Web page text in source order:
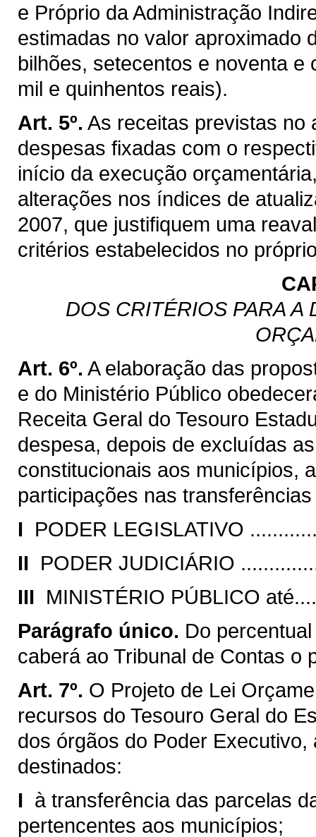
e Próprio da Administração
estimadas no valor aproximado
bilhões, setecentos e noventa
mil e quinhentos reais).
Art. 5º. As receitas previstas no
despesas fixadas com o
início da execução
alterações nos índices de
2007, que justifiquem uma
critérios estabelecidos no
DOS CRITÉRIOS PARA A
Art. 6º. A elaboração das
e do Ministério Público
Receita Geral do Tesouro
despesa, depois de excluídas
constitucionais aos municípios,
participações nas
I  PODER LEGISLATIVO
II  PODER JUDICIÁRIO
III  MINISTÉRIO PÚBLICO
Parágrafo único. Do
caberá ao Tribunal de Contas o
Art. 7º. O Projeto de Lei
recursos do Tesouro Geral do
dos órgãos do Poder
destinados:
I  à transferência das parcelas
pertencentes aos municípios;